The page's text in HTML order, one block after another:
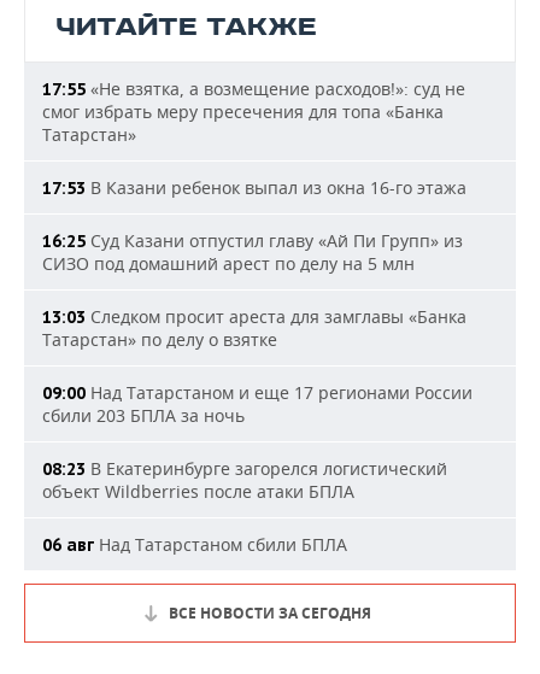
ЧИТАЙТЕ ТАКЖЕ
17:55 «Не взятка, а возмещение расходов!»: суд не
смог избрать меру пресечения для топа «Банка
Татарстан»
17:53 В Казани ребенок выпал из окна 16-го этажа
16:25 Суд Казани отпустил главу «Ай Пи Групп» из
СИЗО под домашний арест по делу на 5 млн
13:03 Следком просит ареста для замглавы «Банка
Татарстан» по делу о взятке
09:00 Над Татарстаном и еще 17 регионами России
сбили 203 БПЛА за ночь
08:23 В Екатеринбурге загорелся логистический
объект Wildberries после атаки БПЛА
06 авг Над Татарстаном сбили БПЛА
ВСЕ НОВОСТИ ЗА СЕГОДНЯ